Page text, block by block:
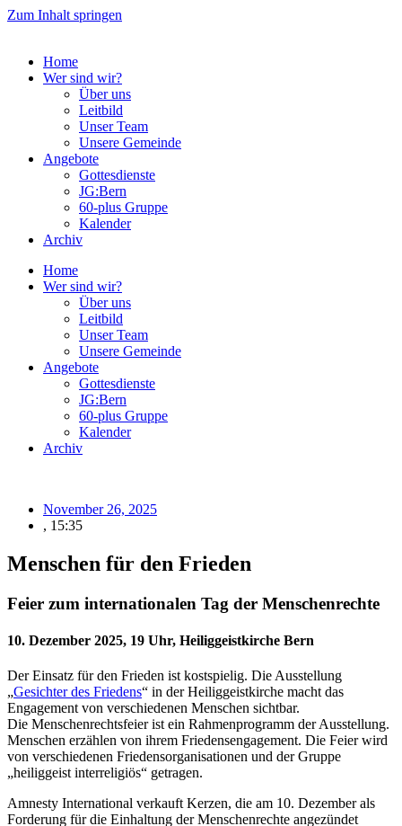
Zum Inhalt springen
Home
Wer sind wir?
Über uns
Leitbild
Unser Team
Unsere Gemeinde
Angebote
Gottesdienste
JG:Bern
60-plus Gruppe
Kalender
Archiv
Home
Wer sind wir?
Über uns
Leitbild
Unser Team
Unsere Gemeinde
Angebote
Gottesdienste
JG:Bern
60-plus Gruppe
Kalender
Archiv
November 26, 2025
, 15:35
Menschen für den Frieden
Feier zum internationalen Tag der Menschenrechte
10. Dezember 2025, 19 Uhr, Heiliggeistkirche Bern
Der Einsatz für den Frieden ist kostspielig. Die Ausstellung
„Gesichter des Friedens“ in der Heiliggeistkirche macht das
Engagement von verschiedenen Menschen sichtbar.
Die Menschenrechtsfeier ist ein Rahmenprogramm der Ausstellung.
Menschen erzählen von ihrem Friedensengagement. Die Feier wird
von verschiedenen Friedensorganisationen und der Gruppe
„heiliggeist interreligiös“ getragen.
Amnesty International verkauft Kerzen, die am 10. Dezember als
Forderung für die Einhaltung der Menschenrechte angezündet